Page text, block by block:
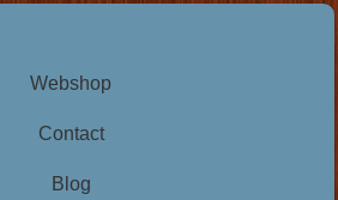
Webshop
Contact
Blog